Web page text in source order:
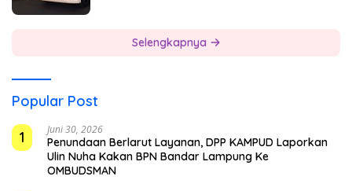
Selengkapnya
Popular Post
1
Juni 30, 2026
Penundaan Berlarut Layanan, DPP KAMPUD Laporkan
Ulin Nuha Kakan BPN Bandar Lampung Ke
OMBUDSMAN